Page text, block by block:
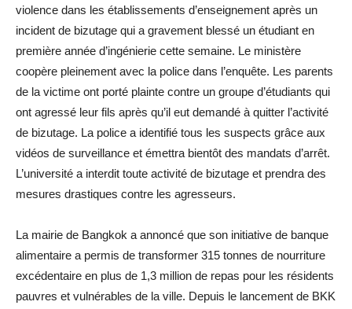
violence dans les établissements d’enseignement après un
incident de bizutage qui a gravement blessé un étudiant en
première année d’ingénierie cette semaine. Le ministère
coopère pleinement avec la police dans l’enquête. Les parents
de la victime ont porté plainte contre un groupe d’étudiants qui
ont agressé leur fils après qu’il eut demandé à quitter l’activité
de bizutage. La police a identifié tous les suspects grâce aux
vidéos de surveillance et émettra bientôt des mandats d’arrêt.
L’université a interdit toute activité de bizutage et prendra des
mesures drastiques contre les agresseurs.
La mairie de Bangkok a annoncé que son initiative de banque
alimentaire a permis de transformer 315 tonnes de nourriture
excédentaire en plus de 1,3 million de repas pour les résidents
pauvres et vulnérables de la ville. Depuis le lancement de BKK